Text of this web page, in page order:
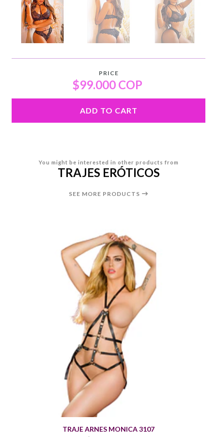
PRICE
$99.000 COP
ADD TO CART
You might be interested in other products from
TRAJES ERÓTICOS
SEE MORE PRODUCTS
TRAJE ARNES MONICA 3107